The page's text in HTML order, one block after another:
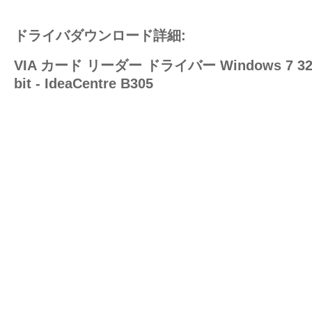
ドライバダウンロード詳細:
VIA カード リーダー ドライバー Windows 7 32
bit - IdeaCentre B305